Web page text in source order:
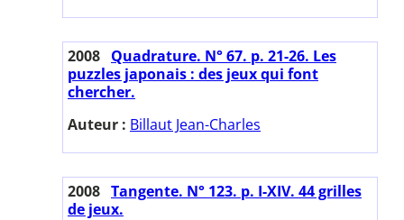
2008 Quadrature. N° 67. p. 21-26. Les
puzzles japonais : des jeux qui font
chercher.
Auteur : Billaut Jean-Charles
2008 Tangente. N° 123. p. I-XIV. 44 grilles
de jeux.